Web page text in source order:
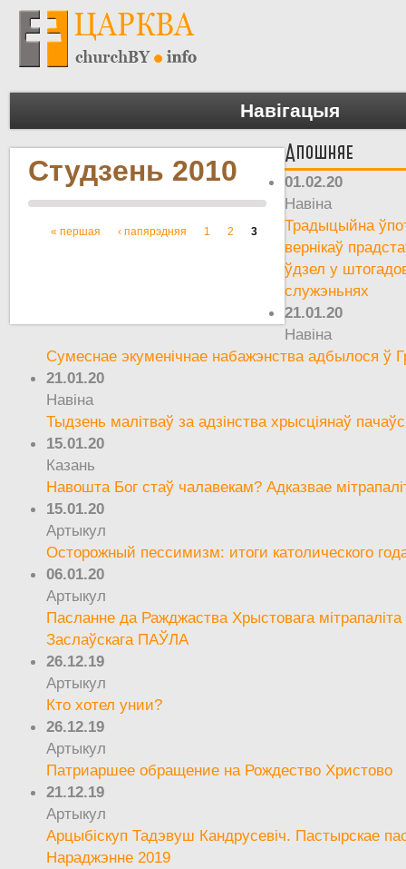
Навігацыя
Студзень 2010
Старонкі
« першая ‹ папярэдняя 1 2 3
Апошняе
01.02.20
Навіна
Традыцыйна
вернікаў
ўдзел у
служэньнях
21.01.20
Навіна
Сумеснае экуменічнае набажэнства адбылося ў
21.01.20
Навіна
Тыдзень малітваў за адзінства хрысціянаў
15.01.20
Казань
Навошта Бог стаў чалавекам? Адказвае
15.01.20
Артыкул
Осторожный пессимизм: итоги католического
06.01.20
Артыкул
Пасланне да Ражджаства Хрыстовага мітрапаліта
Заслаўскага ПАЎЛА
26.12.19
Артыкул
Кто хотел унии?
26.12.19
Артыкул
Патриаршее обращение на Рождество Христово
21.12.19
Артыкул
Арцыбіскуп Тадэвуш Кандрусевіч. Пастырскае
Нараджэнне 2019